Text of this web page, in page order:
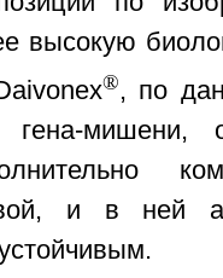
высокую
®, по
гена-
и в ней